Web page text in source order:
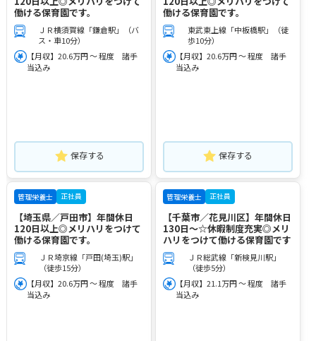
働ける保育園です。
ＪＲ横須賀線「鎌倉駅」（バ
ス・車10分）
【月収】20.6万円 ～ 程度 諸手
当込み
保存する
働ける保育園です。
東武東上線「中板橋駅」（徒
歩10分）
【月収】20.6万円 ～ 程度 諸手
当込み
保存する
管理栄養士 正社員
【埼玉県／戸田市】年間休日
120日以上◎メリハリをつけて
働ける保育園です。
ＪＲ埼京線「戸田(埼玉)駅」
（徒歩15分）
【月収】20.6万円 ～ 程度 諸手
当込み
管理栄養士 正社員
【千葉市／花見川区】年間休日
130日～☆休暇制度充実◎メリ
ハリをつけて働ける保育園です
ＪＲ総武線「新検見川駅」
（徒歩5分）
【月収】21.1万円 ～ 程度 諸手
当込み